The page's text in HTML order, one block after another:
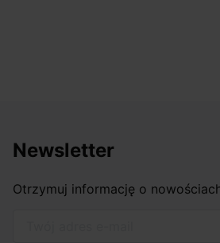
Newsletter
Otrzymuj informację o